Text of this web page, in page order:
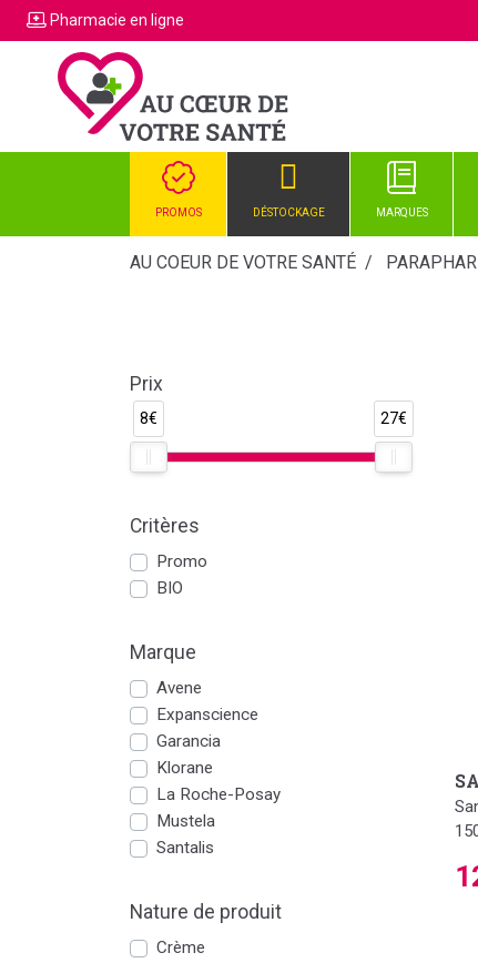
Pharmacie en ligne
PROMOS DÉSTOCKAGE MARQUES
AU COEUR DE VOTRE SANTÉ
Prix
8€ 27€
Critères
Promo
BIO
Marque
Avene
Expanscience
Garancia
Klorane
La Roche-Posay
Mustela
Santalis
Nature de produit
Crème